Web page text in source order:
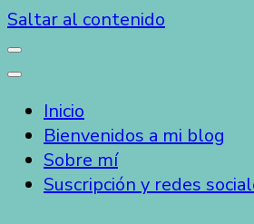
Saltar al contenido
Inicio
Bienvenidos a mi blog
Sobre mí
Suscripción y redes